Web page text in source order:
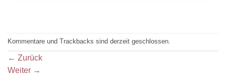
Kommentare und Trackbacks sind derzeit geschlossen.
← Zurück
Weiter →